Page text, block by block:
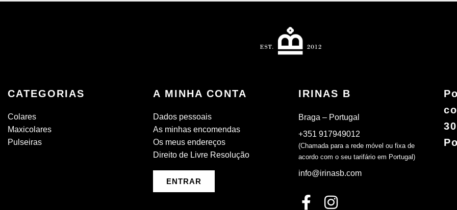
CATEGORIAS
Colares
Maxicolares
Pulseiras
A MINHA CONTA
Dados pessoais
As minhas encomendas
Os meus endereços
Direito de Livre Resolução
ENTRAR
IRINAS B
Braga – Portugal
+351 917949012
(Chamada para a rede móvel ou fixa de
acordo com o seu tarifário em Portugal)
info@irinasb.com